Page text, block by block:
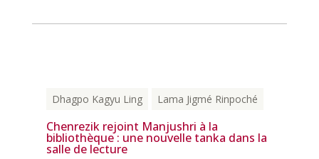
Dhagpo Kagyu Ling Lama Jigmé Rinpoché
Chenrezik rejoint Manjushri à la
bibliothèque : une nouvelle tanka dans la
salle de lecture